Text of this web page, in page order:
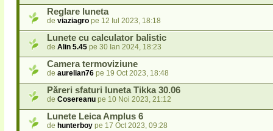
Reglare luneta
de viaziagro pe 12 Iul 2023, 18:18
Lunete cu calculator balistic
de Alin 5.45 pe 30 Ian 2024, 18:23
Camera termoviziune
de aurelian76 pe 19 Oct 2023, 18:48
Păreri sfaturi luneta Tikka 30.06
de Cosereanu pe 10 Noi 2023, 21:12
Lunete Leica Amplus 6
de hunterboy pe 17 Oct 2023, 09:28